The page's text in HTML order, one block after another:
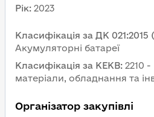
Рік: 2023
Класифікація за ДК 021:2015
Акумуляторні батареї
Класифікація за КЕКВ: 2210
матеріали, обладнання та
Організатор закупівлі